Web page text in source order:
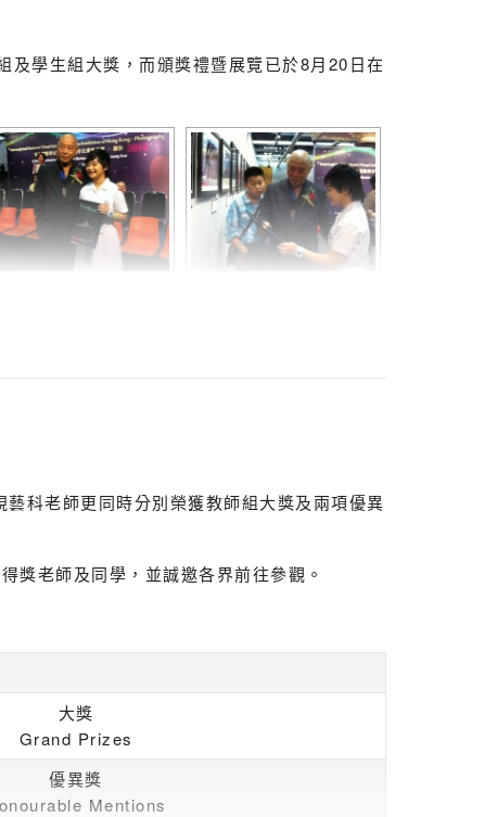
學生組大獎，而頒獎禮暨展覽已於8月20日在
科老師更同時分別榮獲教師組大獎及兩項優異
獎老師及同學，並誠邀各界前往參觀。
大獎
Grand Prizes
優異獎
Mentions